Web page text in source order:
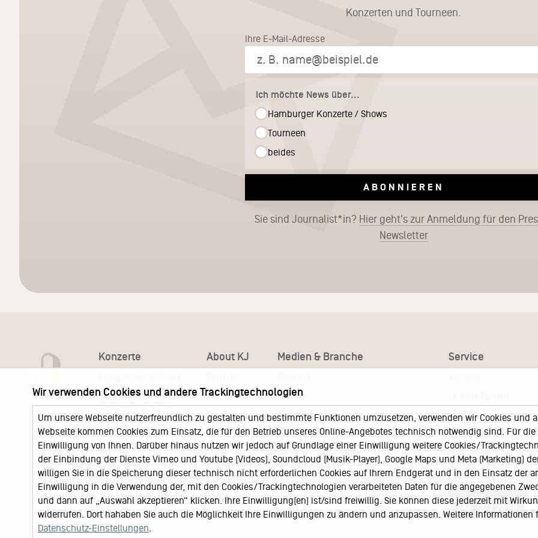
Konzerten und Tourneen.
Ihre E-Mail-Adresse
Ich möchte News über...
Hamburger Konzerte / Shows
Tourneen
beides
ABONNIEREN
Sie sind Journalist*in? Hier geht's zur Anmeldung für den
Newsletter
Konzerte
KJ Ticketshop
Unser neuer Ticketshop
News
Locations
About KJ
KJ60
Team
Keychange
Jobs
Medien & Branche
Presse
Pressematerial – Festivals
Akkreditierungsformular – Festivals
Service
FAQ / Hilfe
Ticketshop Hamburg
Gutscheine
Callback-Service
Ticketservice
040 - 413 22 60
Wir verwenden Cookies und andere Trackingtechnologien
Um unsere Webseite nutzerfreundlich zu gestalten und bestimmte Funktionen umzusetzen, verwenden wir Cookies und
Webseite kommen Cookies zum Einsatz, die für den Betrieb unseres Online-Angebotes technisch notwendig sind. Für
Einwilligung von Ihnen. Darüber hinaus nutzen wir jedoch auf Grundlage einer Einwilligung weitere Cookies/
der Einbindung der Dienste Vimeo und Youtube (Videos), Soundcloud (Musik-Player), Google Maps und Meta (Marketing)
willigen Sie in die Speicherung dieser technisch nicht erforderlichen Cookies auf Ihrem Endgerät und in den Einsatz der
Einwilligung in die Verwendung der, mit den Cookies/Trackingtechnologien verarbeiteten Daten für die angegebenen
und dann auf „Auswahl akzeptieren“ klicken. Ihre Einwilligung(en) ist/sind freiwillig. Sie können diese jederzeit mit
widerrufen. Dort hahaben Sie auch die Möglichkeit Ihre Einwilligungen zu ändern und anzupassen. Weitere
Datenschutz-Einstellungen